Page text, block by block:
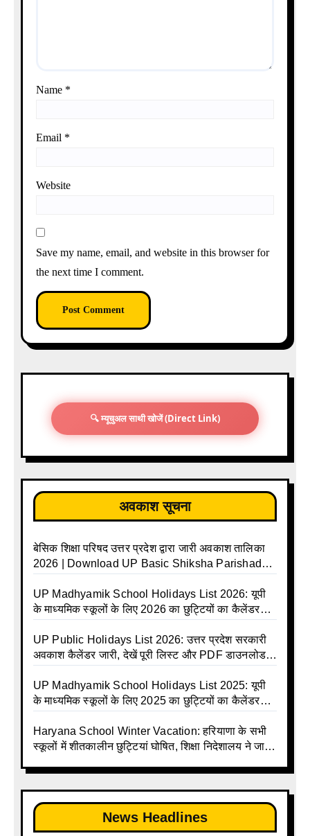
Name *
Email *
Website
Save my name, email, and website in this browser for
the next time I comment.
🔍 म्यूचुअल साथी खोजें (Direct Link)
अवकाश सूचना
बेसिक शिक्षा परिषद उत्तर प्रदेश द्वारा जारी अवकाश तालिका
2026 | Download UP Basic Shiksha Parishad
Basic School Avkash Talika UP 2026 | UP Basic
Shiksha Parishad Avkash Talika 2026 | UP
Calendar List 2026
UP Madhyamik School Holidays List 2026: यूपी
के माध्यमिक स्कूलों के लिए 2026 का छुट्टियों का कैलेंडर
Talika | UP Madhyamik Avkash Talika 2026 | UP
Madhyamik School avkash suchi | UP
Holiday Calendar | Madhyamik School Holidays
List 2026
UP Public Holidays List 2026: उत्तर प्रदेश सरकारी
अवकाश कैलेंडर जारी, देखें पूरी लिस्ट और PDF डाउनलोड
talika | Sarkari Avkash Talika | Up Holidays List |
Holidays Calendar
UP Madhyamik School Holidays List 2025: यूपी
के माध्यमिक स्कूलों के लिए 2025 का छुट्टियों का कैलेंडर
Talika | Up Madhyamik Avkash Talika 2025 | UP
Madhyamik School avkash suchi | UP
holiday calendar | Madhyamik School Holidays
List 2025
Haryana School Winter Vacation: हरियाणा के सभी
स्कूलों में शीतकालीन छुट्टियां घोषित, शिक्षा निदेशालय ने जारी
News Headlines